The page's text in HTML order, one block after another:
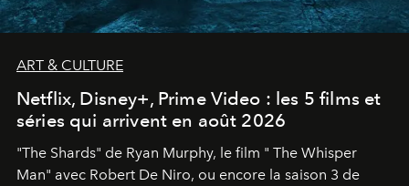
ART & CULTURE
Netflix, Disney+, Prime Video : les 5 films et
séries qui arrivent en août 2026
"The Shards" de Ryan Murphy, le film " The Whisper
Man" avec Robert De Niro, ou encore la saison 3 de